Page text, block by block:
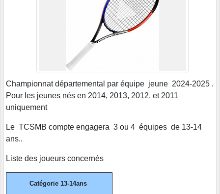
Championnat départemental par équipe jeune 2024-2025 .
Pour les jeunes nés en 2014, 2013, 2012, et 2011
uniquement
Le TCSMB compte engagera 3 ou 4 équipes de 13-14
ans..
Liste des joueurs concernés
Catégorie 13-14ans